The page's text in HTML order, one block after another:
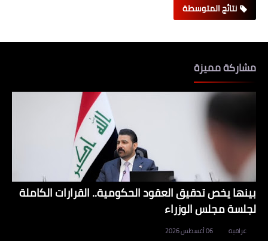
نتائج المتوسطة
مشاركة مميزة
بينها يخص تدقيق العقود الحكومية.. القرارات الكاملة
لجلسة مجلس الوزراء
عراقية 06 أغسطس 2026